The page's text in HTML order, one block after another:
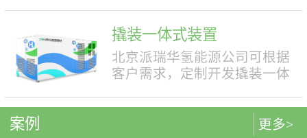
需求，定制满足中国标准（例
如GB50516, GB/T 43674等）、
欧盟标准（例如IEC 60069, EN
内的使用要求。公司的产品已
一，拥有丰富的车载储供氢系
统项目经验，公司具有5000套
年生产能力。公司可根据客户
需求，对不同车型提供合理且
最优的设计方案，并根据安装
求进行定制化的设计，为客户
匹配最佳的设计方案。车载氢
撬装一体式装置
北京派瑞华氢能源公司可根据
客户需求，定制开发撬装一体
体可细分为大型撬装装置、小
型撬装装置、制氢加氢一体机
案例 更多>